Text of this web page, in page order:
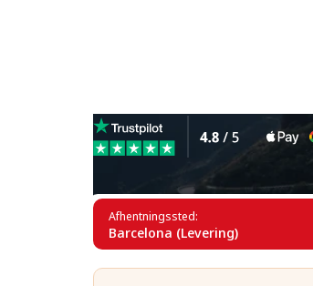
Afhentningssted:
Barcelona (Levering)